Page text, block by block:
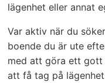
lägenhet eller annat
Var aktiv när du
boende du är ute
med att göra ett gott
att få tag på